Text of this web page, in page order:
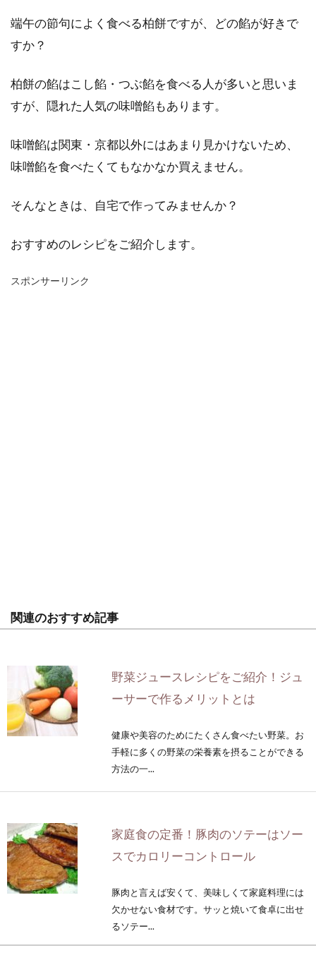
端午の節句によく食べる柏餅ですが、どの餡が好きで
すか？
柏餅の餡はこし餡・つぶ餡を食べる人が多いと思いま
すが、隠れた人気の味噌餡もあります。
味噌餡は関東・京都以外にはあまり見かけないため、
味噌餡を食べたくてもなかなか買えません。
そんなときは、自宅で作ってみませんか？
おすすめのレシピをご紹介します。
スポンサーリンク
関連のおすすめ記事
野菜ジュースレシピをご紹介！ジュ
ーサーで作るメリットとは
健康や美容のためにたくさん食べたい野菜。お
手軽に多くの野菜の栄養素を摂ることができる
方法の一...
家庭食の定番！豚肉のソテーはソー
スでカロリーコントロール
豚肉と言えば安くて、美味しくて家庭料理には
欠かせない食材です。サッと焼いて食卓に出せ
るソテー...